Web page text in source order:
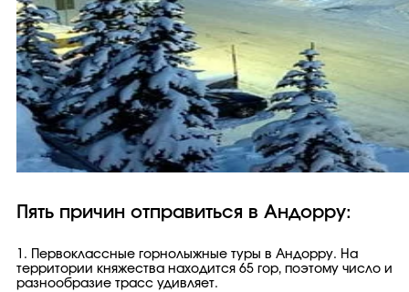
Пять причин отправиться в Андорру:
1. Первоклассные горнолыжные туры в Андорру. На
территории княжества находится 65 гор, поэтому число и
разнообразие трасс удивляет.